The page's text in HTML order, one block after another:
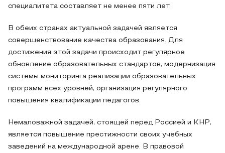
специалитета составляет не менее пяти лет.
В обеих странах актуальной задачей является
совершенствование качества образования. Для
достижения этой задачи происходит регулярное
обновление образовательных стандартов, модернизация
системы мониторинга реализации образовательных
программ всех уровней, организация регулярного
повышения квалификации педагогов.
Немаловажной задачей, стоящей перед Россией и КНР,
является повышение престижности своих учебных
заведений на международной арене. В правовой